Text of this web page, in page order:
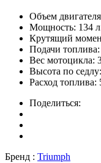
Объем
Мощность: 134
Крутящий
Подачи топлива:
Вес мотоцикла:
Высота по седлу:
Расход топлива:
Поделиться:
Бренд : Triumph